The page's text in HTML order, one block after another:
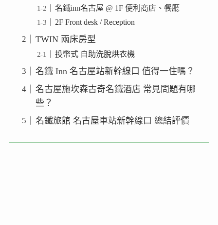
名鐵inn名古屋 @ 1F 便利商店、餐廳
2F Front desk / Reception
TWIN 兩床房型
投幣式 自助洗脫烘衣機
名鐵 Inn 名古屋站新幹線口 值得一住嗎？
名古屋施坎森古奇名鐵酒店 常見問題有哪
些？
名鐵旅館 名古屋車站新幹線口 總結評價